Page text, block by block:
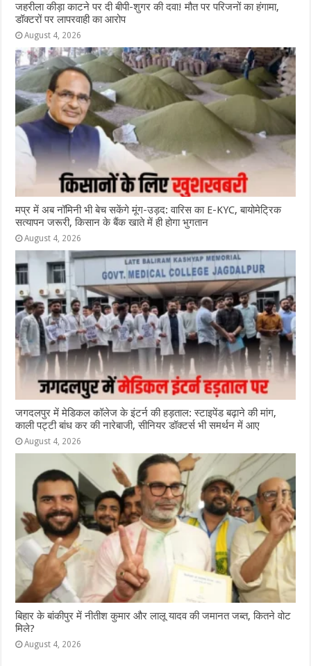
जहरीला कीड़ा काटने पर दी बीपी-शुगर की दवा! मौत पर परिजनों का हंगामा,
डॉक्टरों पर लापरवाही का आरोप
August 4, 2026
मप्र में अब नॉमिनी भी बेच सकेंगे मूंग-उड़द: वारिस का E-KYC, बायोमेट्रिक
सत्यापन जरूरी, किसान के बैंक खाते में ही होगा भुगतान
August 4, 2026
जगदलपुर में मेडिकल कॉलेज के इंटर्न की हड़ताल: स्टाइपेंड बढ़ाने की मांग,
काली पट्टी बांध कर की नारेबाजी, सीनियर डॉक्टर्स भी समर्थन में आए
August 4, 2026
ब‍िहार के बांकीपुर में न‍ीतीश कुमार और लालू यादव की जमानत जब्‍त, कितने वोट
मिले?
August 4, 2026